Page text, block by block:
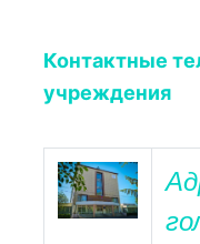
Контактные
учреждения